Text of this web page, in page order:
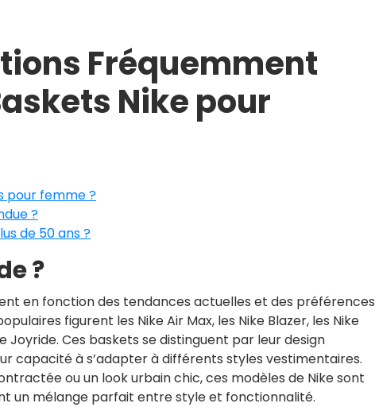
Fréquemment
Nike pour
pour femme ?
?
de 50 ans ?
?
en fonction des tendances actuelles et des préférences
figurent les Nike Air Max, les Nike Blazer, les Nike
Joyride. Ces baskets se distinguent par leur design
capacité à s’adapter à différents styles vestimentaires.
ou un look urbain chic, ces modèles de Nike sont
un mélange parfait entre style et fonctionnalité.